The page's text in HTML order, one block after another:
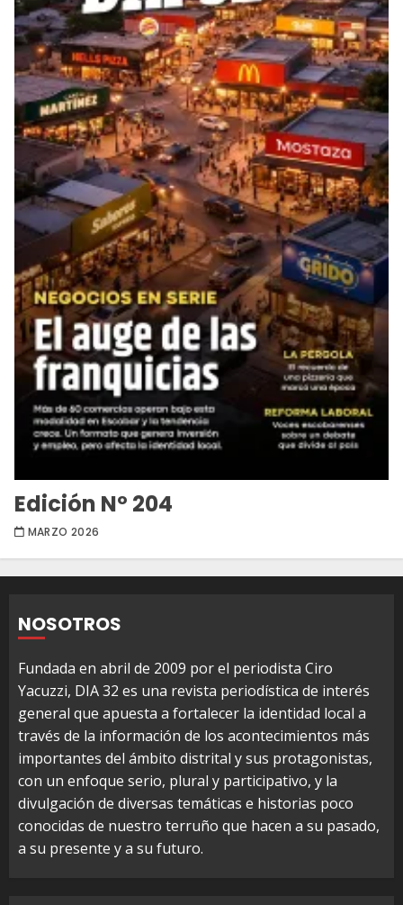
Edición Nº 204
MARZO 2026
NOSOTROS
Fundada en abril de 2009 por el periodista Ciro
Yacuzzi, DIA 32 es una revista periodística de interés
general que apuesta a fortalecer la identidad local a
través de la información de los acontecimientos más
importantes del ámbito distrital y sus protagonistas,
con un enfoque serio, plural y participativo, y la
divulgación de diversas temáticas e historias poco
conocidas de nuestro terruño que hacen a su pasado,
a su presente y a su futuro.